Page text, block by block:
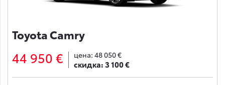
Toyota Camry
44 950 € цена: 48 050 €
скидка:3 100 €